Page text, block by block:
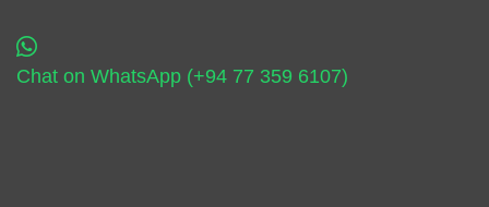
Chat on WhatsApp (+94 77 359 6107)